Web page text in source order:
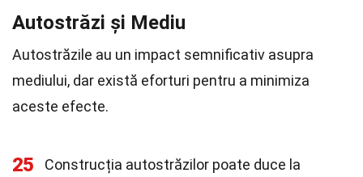
Autostrăzi și Mediu
Autostrăzile au un impact semnificativ asupra
mediului, dar există eforturi pentru a minimiza
aceste efecte.
25
Construcția autostrăzilor poate duce la